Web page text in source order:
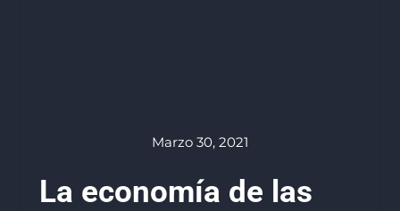
Marzo 30, 2021
La economía de las